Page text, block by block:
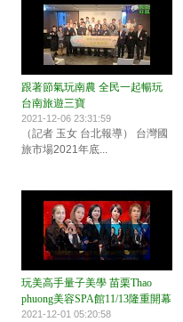
跟著節氣玩南農 全民一起暢玩
台南旅遊三寶
2021-12-06 23:31:59
（記者 玉女 台北報導） 台灣國
旅市場2021年底...
玩美高手量子美學 苗栗Thao
phuong美容SPA館11/13隆重開幕
2021-12-01 05:20:58